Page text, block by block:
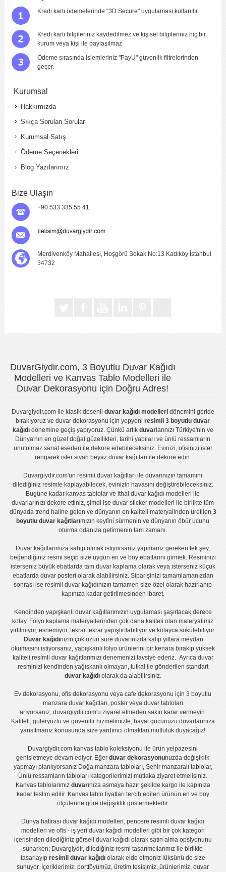
Kredi kartı ödemelerinde "3D Secure" uygulaması kullanılır.
Kredi kartı bilgileriniz kaydedilmez ve kişisel bilgileriniz hiç bir
kurum veya kişi ile paylaşılmaz.
Ödeme sırasında işlemleriniz "PayU" güvenlik filtrelerinden
geçer.
Kurumsal
Hakkımızda
Sıkça Sorulan Sorular
Kurumsal Satış
Ödeme Seçenekleri
Blog Yazılarımız
Bize Ulaşın
+90 533 335 55 41
Merdivenköy Mahallesi, Hoşgörü Sokak No:13 Kadıköy İstanbul
34732
DuvarGiydir.com, 3 Boyutlu Duvar Kağıdı
Modelleri ve Kanvas Tablo Modelleri ile
Duvar Dekorasyonu için Doğru Adres!
Duvargiydir.comile klasik desenli duvar kağıdı modelleridönemini geride
bırakıyoruz veduvar dekorasyonu için yepyeniresimli 3 boyutlu duvar
kağıdıdönemine geçiş yapıyoruz. Çünkü artık duvarlarınızı Türkiye'nin ve
Dünya'nın en güzel doğal güzellikleri, tarihi yapıları ve ünlü ressamların
unutulmaz sanat eserleri ile dekore edebileceksiniz. Evinizi, ofisinizi ister
rengarek ister siyah beyaz duvar kağıtlarıile dekore edin.
Duvargiydir.com'unresimli duvar kağıtları ile duvarınızın tamamını
dilediğiniz resimle kaplayabilecek, evinizin havasını değiştirebileceksiniz.
Bugüne kadar kanvas tablo lar veithal duvar kağıdı modelleri ile
duvarlarınızı dekore ettiniz, şimdi iseduvar sticker modelleri ile birlikte tüm
dünyada trend haline gelen ve dünyanın en kaliteli materyalinden üretilen 3
boyutlu duvar kağıtlarımızın keyfini sürmenin ve dünyanın öbür ucunu
oturma odanıza getirmenin tam zamanı.
Duvar kağıtlarımıza sahip olmak istiyorsanız yapmanız gereken tek şey,
beğendiğiniz resmi seçip size uygun en ve boy ebatlarını girmek. Resminizi
isterseniz büyük ebatlarda tam duvar kaplamaolarak veya isterseniz küçük
ebatlarda duvar posteri olarak alabilirsiniz. Siparişinizi tamamlamanızdan
sonrası iseresimli duvar kağıdınızın tamamen size özel olarak hazırlanıp
kapınıza kadar getirilmesinden ibaret.
Kendinden yapışkanlı duvar kağıtlarımızın uygulamasışaşırtacak derece
kolay. Folyo kaplama materyallerinden çok daha kaliteli olanmateryalimiz
yırtılmıyor, esnemiyor, tekrar tekrar yapıştırılabiliyor ve kolayca sökülebiliyor.
Duvar kağıdınızın çok uzun süre duvarınızda kalıp yıllara meydan
okumasını istiyorsanız, yapışkanlı folyoürünlerini bir kenara bırakıp yüksek
kaliteli resimli duvar kağıtlarımızı denemenizi tavsiye ederiz. Ayrıca duvar
resminizi kendinden yağışkanlı olmayan, tutkal ile gönderilen standart
duvar kağıdıolarak da alabilirsiniz.
Ev dekorasyonu,ofis dekorasyonu veyacafe dekorasyonu için3 boyutlu
manzara duvar kağıtları, posterveya duvar tabloları
arıyorsanız, duvargiydir.com'u ziyaret etmeden sakın karar vermeyin.
Kaliteli, güleryüzlü ve güvenilir hizmetimizle, hayal gücünüzü duvarlarınıza
yansıtmanız konusunda size yardımcı olmaktan mutluluk duyacağız!
Duvargiydir.com kanvas tablo koleksiyonu ile ürün yelpazesini
genişletmeye devam ediyor. Eğerduvar dekorasyonunuzda değişiklik
yapmayı planlıyorsanız Doğa manzara tabloları, Şehir manzaralı tablolar,
Ünlü ressamların tabloları kategorilerimizi mutlaka ziyaret etmelisiniz.
Kanvas tablolarımız duvarınıza asmaya hazır şekilde kargo ile kapınıza
kadar teslim edilir. Kanvas tablo fiyatlarıtercih edilen ürünün en ve boy
ölçülerine göre değişiklik göstermektedir.
Dünya hatirası duvar kağıdı modelleri,pencere resimli duvar kağıdı
modelleri ve ofis - iş yeri duvar kağıdı modelleri gibi bir çok kategori
içerisinden dilediğiniz görseli duvar kağıdı olarak satın alma opsiyonunu
sunarken; Duvargiydir, dilediğiniz resmi tasarımcılarımız ile birlikte
tasarlayıp resimli duvar kağıdıolarak elde etmeniz lüksünü de size
sunuyor. İçeriklerimiz, portföyümüz, üretim tesisimiz, ürünlerimiz, duvar